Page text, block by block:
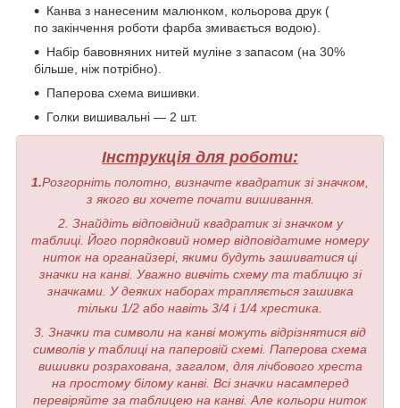
Канва з нанесеним малюнком, кольорова друк (
по закінчення роботи фарба змивається водою).
Набір бавовняних нитей муліне з запасом (на 30%
більше, ніж потрібно).
Паперова схема вишивки.
Голки вишивальні — 2 шт.
Інструкція для роботи:
1.Розгорніть полотно, визначте квадратик зі значком,
з якого ви хочете почати вишивання.
2. Знайдіть відповідний квадратик зі значком у
таблиці. Його порядковий номер відповідатиме номеру
ниток на органайзері, якими будуть зашиватися ці
значки на канві. Уважно вивчіть схему та таблицю зі
значками. У деяких наборах трапляється зашивка
тільки 1/2 або навіть 3/4 і 1/4 хрестика.
3. Значки та символи на канві можуть відрізнятися від
символів у таблиці на паперовій схемі. Паперова схема
вишивки розрахована, загалом, для лічбового хреста
на простому білому канві. Всі значки насамперед
перевіряйте за таблицею на канві. Але кольори ниток